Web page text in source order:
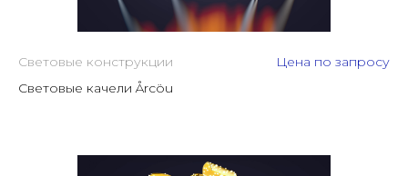
Световые конструкции
Цена по запросу
Световые качели Årcöu